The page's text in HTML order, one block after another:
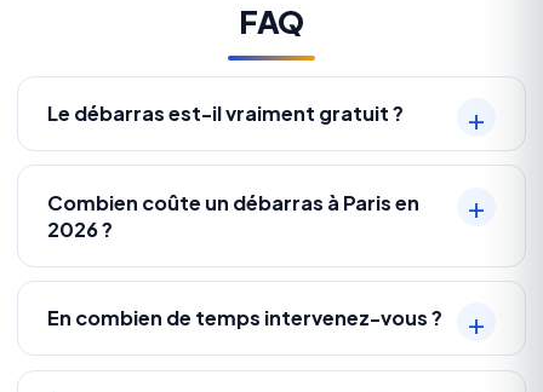
FAQ
Le débarras est-il vraiment gratuit ?
Combien coûte un débarras à Paris en
2026 ?
En combien de temps intervenez-vous ?